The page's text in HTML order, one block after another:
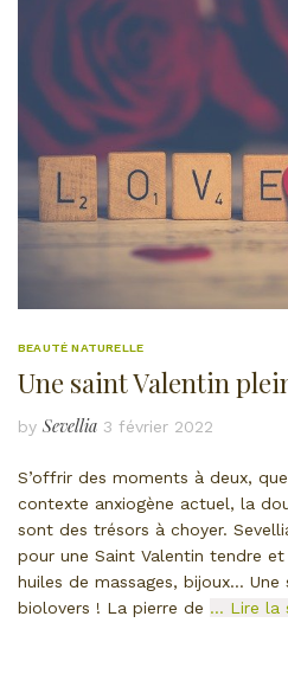
BEAUTÉ NATURELLE
Une saint Valentin
by Sevellia 3 février 2022
S’offrir des moments à deux,
contexte anxiogène actuel, la
sont des trésors à choyer.
pour une Saint Valentin tendre
huiles de massages, bijoux…
biolovers ! La pierre de … Lire la